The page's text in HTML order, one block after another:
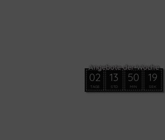
02
TAGE
13
STD
50
MIN
18
SEK